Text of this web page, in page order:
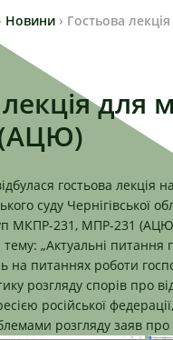
Новини › Гостьова
для
гостьова лекція
суду Чернігівської
МКПР-231, МПР-231
„Актуальні питання
на питаннях роботи
розгляду спорів про
російської
розгляду заяв